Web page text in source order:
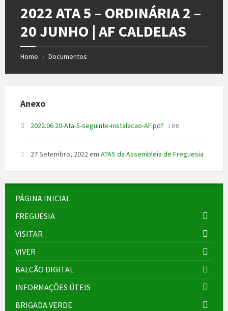
2022 ATA 5 – ORDINÁRIA 2 –
20 JUNHO | AF CALDELAS
Home / Documentos
Anexo
2022.06.20-Ata-5-seguinte-instalacao-AF.pdf File
1 MB
27 Setembro, 2022em ATAS da Assembleia de Freguesia
PÁGINA INICIAL
FREGUESIA
VISITAR
VIVER
BALCÃO DIGITAL
INFORMAÇÕES ÚTEIS
BRIGADA VERDE